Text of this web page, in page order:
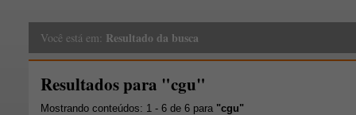
Você está em: Resultado da busca
Resultados para "cgu"
Mostrando conteúdos: 1 - 6 de 6 para "cgu"